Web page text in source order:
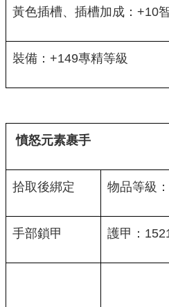
黃色插槽、插槽加成：+10
裝備：+149專精等級
憤怒元素裹手
拾取後綁定 物品等級
手部鎖甲 護甲：